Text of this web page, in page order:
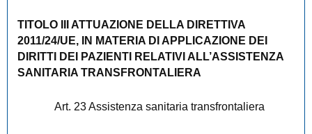
TITOLO III ATTUAZIONE DELLA DIRETTIVA
2011/24/UE, IN MATERIA DI APPLICAZIONE DEI
DIRITTI DEI PAZIENTI RELATIVI ALL’ASSISTENZA
SANITARIA TRANSFRONTALIERA
Art. 23 Assistenza sanitaria transfrontaliera